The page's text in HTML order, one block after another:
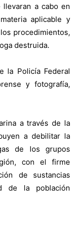
a cabo en
aplicable y
procedimientos,
destruida.
la Policía Federal
y fotografía,
a través de la
a debilitar la
de los grupos
con el firme
de sustancias
de la población